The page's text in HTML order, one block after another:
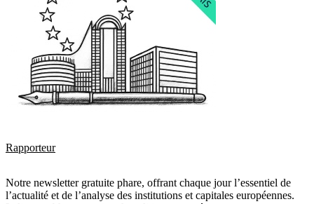
Rapporteur
Notre newsletter gratuite phare, offrant chaque jour l’essentiel de
l’actualité et de l’analyse des institutions et capitales européennes.